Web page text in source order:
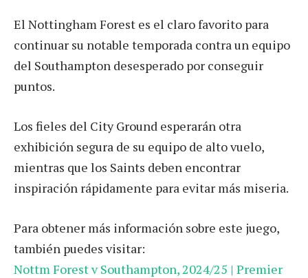
El Nottingham Forest es el claro favorito para
continuar su notable temporada contra un equipo
del Southampton desesperado por conseguir
puntos.
Los fieles del City Ground esperarán otra
exhibición segura de su equipo de alto vuelo,
mientras que los Saints deben encontrar
inspiración rápidamente para evitar más miseria.
Para obtener más información sobre este juego,
también puedes visitar:
Nottm Forest v Southampton, 2024/25 | Premier